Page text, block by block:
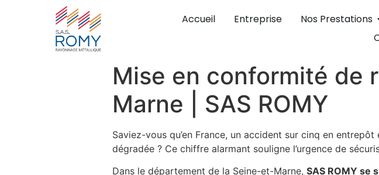
Accueil Entreprise Nos Prestations
Mise en conformité de
Marne | SAS ROMY
Saviez-vous qu’en France, un accident sur cinq en
dégradée ? Ce chiffre alarmant souligne l’urgence de
Dans le département de la Seine-et-Marne, SAS ROMY se